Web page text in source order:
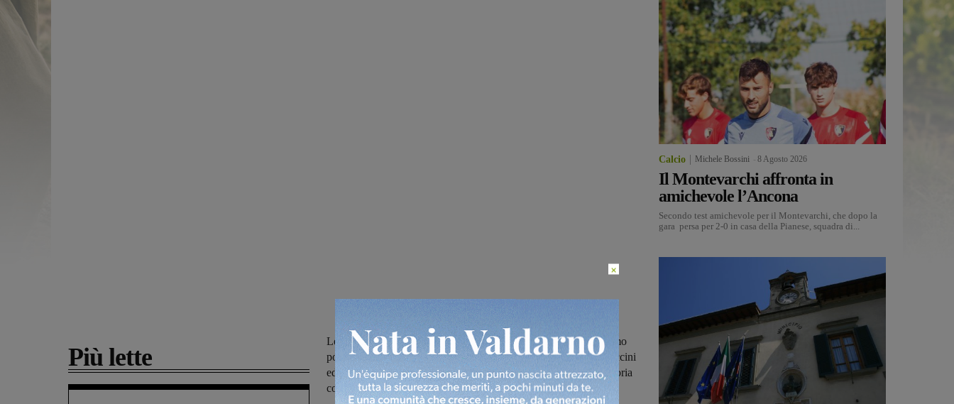
Più lette
Le aquilotte hanno battuto il Calcetto Insieme e sono salite al primo
posto in serie D, la Sangiovannese ha liquidato il Bellaria Cappuccini
ed è seconda in attesa del derby di domenica. In serie C sesta vittoria
consecutiva per la Vigor calcio femminile
Calcio Michele Bossini 8 Agosto 2026
Il Montevarchi affronta in
amichevole l’Ancona
Secondo test amichevole per il Montevarchi, che dopo la
gara persa per 2-0 in casa della Pianese, squadra di...
×